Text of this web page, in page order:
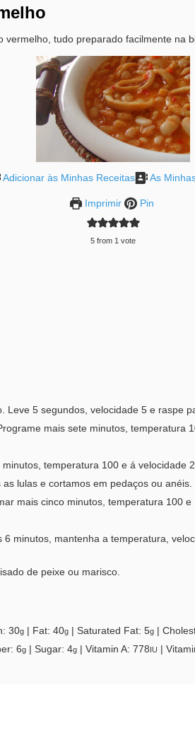
vermelho, tudo preparado facilmente na
Adicionar às Minhas Receitas As
Imprimir Pin
5 from 1 vote
Leve 5 segundos, velocidade 5 e raspe
mais sete minutos, temperatura
temperatura 100 e á velocidade
lulas e cortamos em pedaços ou anéis.
mais cinco minutos, temperatura 100 e
minutos, mantenha a temperatura,
de peixe ou marisco.
30g Fat: 40g Saturated Fat: 5g
6g Sugar: 4g Vitamin A: 778IU